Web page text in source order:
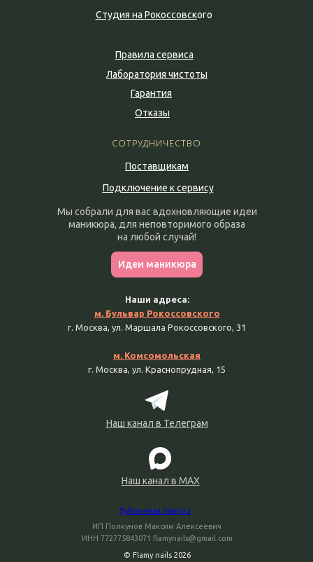
Поставщикам
СОТРУДНИЧЕСТВО
Мы собрали для вас вдохновляющие идеи
маникюра, для неповторимого образа
на любой случай!
Идеи маникюра
© Flamy nails 2026
Публичная оферта
ИП Полкунов Максим Алексеевич
ИНН 772775843071 flamynails@gmail.com
Наши адреса:
м. Бульвар Рокоссовского
г. Москва, ул. Маршала Рокоссовского, 31
м. Комсомольская
г. Москва, ул. Краснопрудная, 15
Подключение к сервису
Студия на Рокоссовского
Правила сервиса
Отказы
Лаборатория чистоты
Гарантия
Наш канал в Телеграм
Наш канал в MAX